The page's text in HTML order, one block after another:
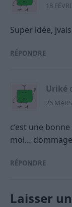
18
Super idée,
RÉPONDRE
Uriké
26
c’est une
moi…
RÉPONDRE
Laisser